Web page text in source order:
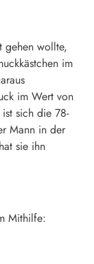
gehen wollte,
im
im Wert von
sich die 78-
Mann in der
sie ihn
Mithilfe: